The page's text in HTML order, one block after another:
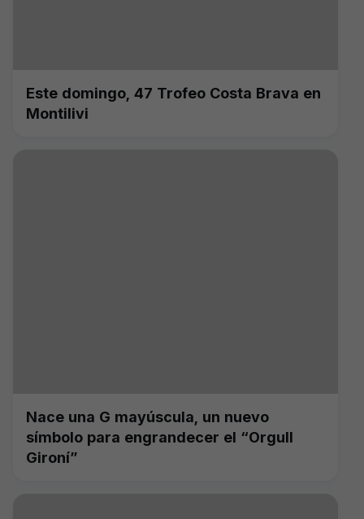
Este domingo, 47 Trofeo Costa Brava en
Montilivi
Nace una G mayúscula, un nuevo
símbolo para engrandecer el “Orgull
Gironí”